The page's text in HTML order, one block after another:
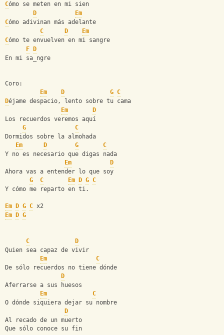
Cómo se meten en mi sien
D
Em
Cómo adivinan más adelante
C
D
Em
Cómo te envuelven en mi sangre
F
D
En mi sa_ngre
Coro:
Em
D G C
Déjame despacio, lento sobre tu cama
Em
D
Los recuerdos veremos aquí
G
C
Dormidos sobre la almohada
Em
D G
C
Y no es necesario que digas nada
Em
D
Ahora vas a entender lo que soy
G
C Em D G C
Y cómo me reparto en ti.
Em D G C x2
Em
D G
C
D
Quien sea capaz de vivir
Em
C
De sólo recuerdos no tiene dónde
D
Aferrarse a sus huesos
Em
C
O dónde siquiera dejar su nombre
D
Al recado de un muerto
Que sólo conoce su fin